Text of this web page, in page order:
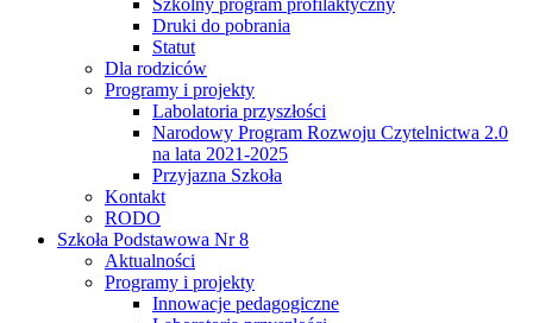
Szkolny program profilaktyczny
Druki do pobrania
Statut
Dla rodziców
Programy i projekty
Labolatoria przyszłości
Narodowy Program Rozwoju Czytelnictwa 2.0
na lata 2021-2025
Przyjazna Szkoła
Kontakt
RODO
Szkoła Podstawowa Nr 8
Aktualności
Programy i projekty
Innowacje pedagogiczne